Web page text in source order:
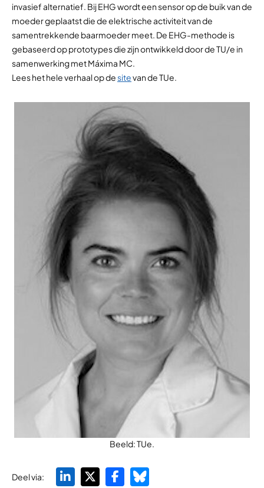
invasief alternatief. Bij EHG wordt een sensor op de buik van de
moeder geplaatst die de elektrische activiteit van de
samentrekkende baarmoeder meet. De EHG-methode is
gebaseerd op prototypes die zijn ontwikkeld door de TU/e in
samenwerking met Máxima MC.
Lees het hele verhaal op de sitevan de TUe.
Beeld: TUe.
Deel via: